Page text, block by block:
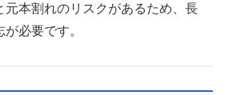
元本割れのリスクがあるため、長
必要です。